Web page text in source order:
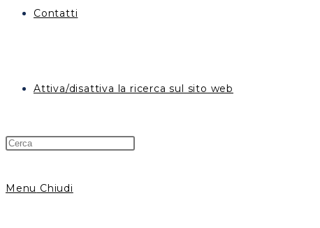
Contatti
Attiva/disattiva la ricerca sul sito web
Menu Chiudi